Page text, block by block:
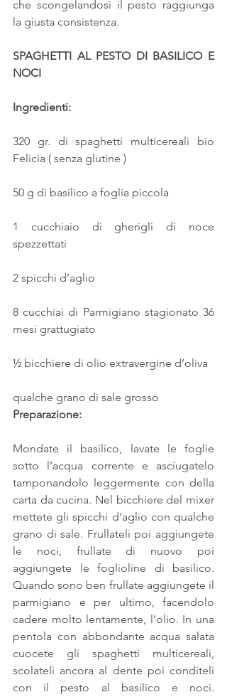
che scongelandosi il pesto raggiunga
la giusta consistenza.
SPAGHETTI AL PESTO DI BASILICO E
NOCI
Ingredienti:
320 gr. di spaghetti multicereali bio
Felicia ( senza glutine )
50 g di basilico a foglia piccola
1 cucchiaio di gherigli di noce
spezzettati
2 spicchi d’aglio
8 cucchiai di Parmigiano stagionato 36
mesi grattugiato
½ bicchiere di olio extravergine d’oliva
qualche grano di sale grosso
Preparazione:
Mondate il basilico, lavate le foglie
sotto l’acqua corrente e asciugatelo
tamponandolo leggermente con della
carta da cucina. Nel bicchiere del mixer
mettete gli spicchi d’aglio con qualche
grano di sale. Frullateli poi aggiungete
le noci, frullate di nuovo poi
aggiungete le foglioline di basilico.
Quando sono ben frullate aggiungete il
parmigiano e per ultimo, facendolo
cadere molto lentamente, l’olio. In una
pentola con abbondante acqua salata
cuocete gli spaghetti multicereali,
scolateli ancora al dente poi conditeli
con il pesto al basilico e noci.